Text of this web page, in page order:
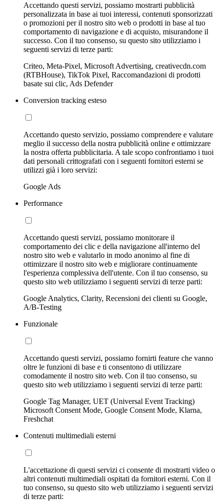
Accettando questi servizi, possiamo mostrarti pubblicità
personalizzata in base ai tuoi interessi, contenuti sponsorizzati
o promozioni per il nostro sito web o prodotti in base al tuo
comportamento di navigazione e di acquisto, misurandone il
successo. Con il tuo consenso, su questo sito utilizziamo i
seguenti servizi di terze parti:
Criteo, Meta-Pixel, Microsoft Advertising, creativecdn.com
(RTBHouse), TikTok Pixel, Raccomandazioni di prodotti
basate sui clic, Ads Defender
Conversion tracking esteso
Accettando questo servizio, possiamo comprendere e valutare
meglio il successo della nostra pubblicità online e ottimizzare
la nostra offerta pubblicitaria. A tale scopo confrontiamo i tuoi
dati personali crittografati con i seguenti fornitori esterni se
utilizzi già i loro servizi:
Google Ads
Performance
Accettando questi servizi, possiamo monitorare il
comportamento dei clic e della navigazione all'interno del
nostro sito web e valutarlo in modo anonimo al fine di
ottimizzare il nostro sito web e migliorare continuamente
l'esperienza complessiva dell'utente. Con il tuo consenso, su
questo sito web utilizziamo i seguenti servizi di terze parti:
Google Analytics, Clarity, Recensioni dei clienti su Google,
A/B-Testing
Funzionale
Accettando questi servizi, possiamo fornirti feature che vanno
oltre le funzioni di base e ti consentono di utilizzare
comodamente il nostro sito web. Con il tuo consenso, su
questo sito web utilizziamo i seguenti servizi di terze parti:
Google Tag Manager, UET (Universal Event Tracking)
Microsoft Consent Mode, Google Consent Mode, Klarna,
Freshchat
Contenuti multimediali esterni
L'accettazione di questi servizi ci consente di mostrarti video o
altri contenuti multimediali ospitati da fornitori esterni. Con il
tuo consenso, su questo sito web utilizziamo i seguenti servizi
di terze parti: